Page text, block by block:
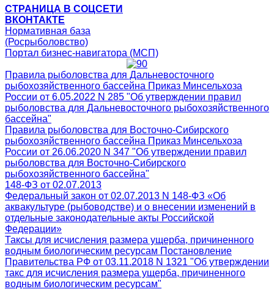
СТРАНИЦА В СОЦСЕТИ
ВКОНТАКТЕ
Нормативная база
(Росрыболовство)
Портал бизнес-навигатора (МСП)
Правила рыболовства для Дальневосточного
рыбохозяйственного бассейна Приказ Минсельхоза
России от 6.05.2022 N 285 "Об утверждении правил
рыболовства для Дальневосточного рыбохозяйственного
бассейна"
Правила рыболовства для Восточно-Сибирского
рыбохозяйственного бассейна Приказ Минсельхоза
России от 26.06.2020 N 347 "Об утверждении правил
рыболовства для Восточно-Сибирского
рыбохозяйственного бассейна"
148-ФЗ от 02.07.2013
Федеральный закон от 02.07.2013 N 148-ФЗ «Об
аквакультуре (рыбоводстве) и о внесении изменений в
отдельные законодательные акты Российской
Федерации»
Таксы для исчисления размера ущерба, причиненного
водным биологическим ресурсам Постановление
Правительства РФ от 03.11.2018 N 1321 "Об утверждении
такс для исчисления размера ущерба, причиненного
водным биологическим ресурсам"